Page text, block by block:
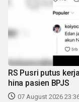
RS Pusri putus
hina pasien BPJS
07 August 2026